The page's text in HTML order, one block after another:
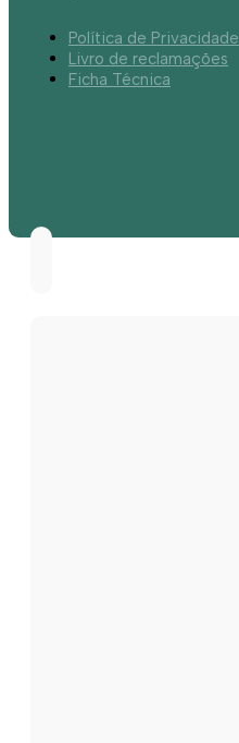
Política de Privacidade
Livro de reclamações
Ficha Técnica